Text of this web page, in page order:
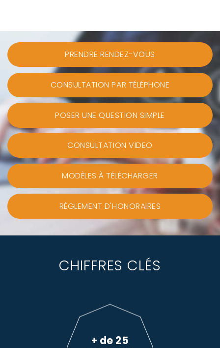
PRENDRE RENDEZ-VOUS
CONSULTATION PAR TÉLÉPHONE
POSER UNE QUESTION SIMPLE
CONSULTATION VIDEO
MODÈLES À TÉLÉCHARGER
RÈGLEMENT D'HONORAIRES
CHIFFRES CLÉS
+ de 25